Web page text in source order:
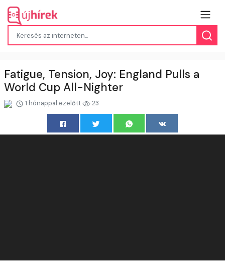
Fatigue, Tension, Joy: England Pulls a
World Cup All-Nighter
1 hónappal ezelőtt 23